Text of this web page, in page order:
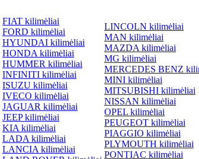
FIAT kilimėliai
FORD kilimėliai
HYUNDAI kilimėliai
HONDA kilimėliai
HUMMER kilimėliai
INFINITI kilimėliai
ISUZU kilimėliai
IVECO kilimėliai
JAGUAR kilimėliai
JEEP kilimėliai
KIA kilimėliai
LADA kilimėliai
LANCIA kilimėliai
LINCOLN kilimėliai
MAN kilimėliai
MAZDA kilimėliai
MG kilimėliai
MERCEDES BENZ
MINI kilimėliai
MITSUBISHI kilimėliai
NISSAN kilimėliai
OPEL kilimėliai
PEUGEOT kilimėliai
PIAGGIO kilimėliai
PLYMOUTH kilimėliai
PONTIAC kilimėliai